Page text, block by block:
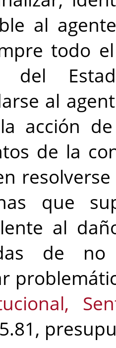
al
todo
del
al
acción
de la
que
al
de no